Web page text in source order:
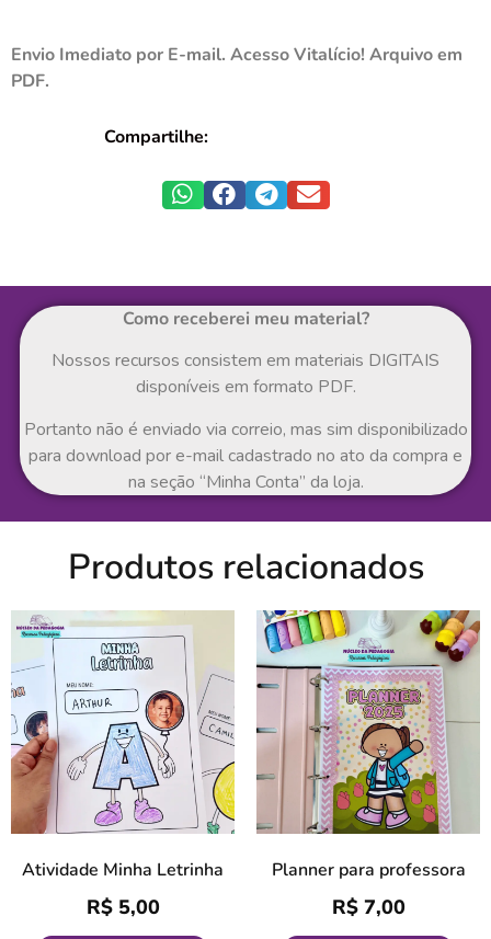
Envio Imediato por E-mail. Acesso Vitalício! Arquivo em
PDF.
Compartilhe:
Como receberei meu material?
Nossos recursos consistem em materiais DIGITAIS
disponíveis em formato PDF.
Portanto não é enviado via correio, mas sim disponibilizado
para download por e-mail cadastrado no ato da compra e
na seção “Minha Conta” da loja.
Produtos relacionados
Atividade Minha Letrinha
R$5,00
Planner para professora
R$7,00